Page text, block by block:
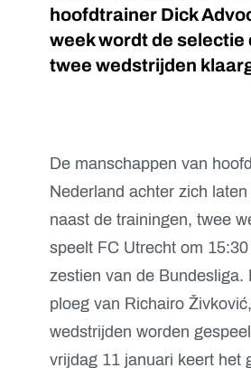
hoofdtrainer Dick
week wordt de
twee wedstrijden
De manschappen van
Nederland achter zich
naast de trainingen, twee
speelt FC Utrecht om
zestien van de
ploeg van Richairo
wedstrijden worden
vrijdag 11 januari keert het